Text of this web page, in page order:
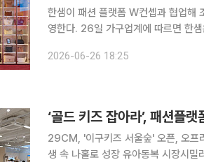
한샘이 패션 플랫폼 W컨셉과 협업해
영한다. 26일 가구업계에 따르면 한샘은 스타필드 수원 1층 타워 아트리움에서 ‘시그니처 드레스
마다. 소셜 라이퍼에선 ‘아일랜드장’
2026-06-26 18:25
29CM, '이구키즈 서울숲' 오픈, 오프
생 속 나홀로 성장 유아동복 시장시